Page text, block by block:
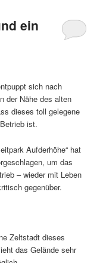
ein
sich nach
der Nähe des alten
dieses toll gelegene
ist.
Aufderhöhe“ hat
um das
– wieder mit Leben
gegenüber.
Zeltstadt dieses
das Gelände sehr